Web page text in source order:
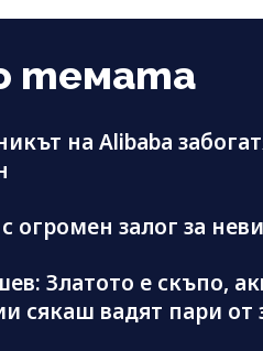
темата
на Alibaba
огромен залог за
Златото е скъпо,
сякаш вадят пари от